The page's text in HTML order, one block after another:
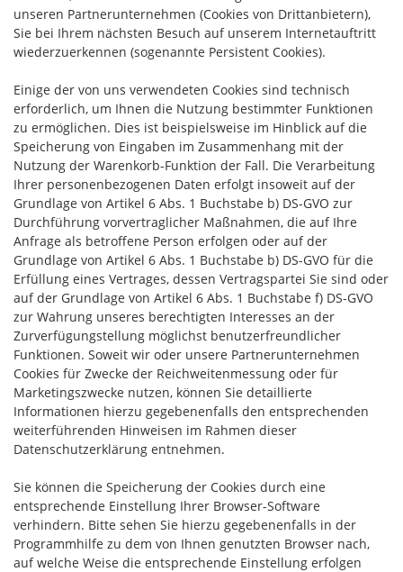
unseren Partnerunternehmen (Cookies von Drittanbietern),
Sie bei Ihrem nächsten Besuch auf unserem Internetauftritt
wiederzuerkennen (sogenannte Persistent Cookies).
Einige der von uns verwendeten Cookies sind technisch
erforderlich, um Ihnen die Nutzung bestimmter Funktionen
zu ermöglichen. Dies ist beispielsweise im Hinblick auf die
Speicherung von Eingaben im Zusammenhang mit der
Nutzung der Warenkorb-Funktion der Fall. Die Verarbeitung
Ihrer personenbezogenen Daten erfolgt insoweit auf der
Grundlage von Artikel 6 Abs. 1 Buchstabe b) DS-GVO zur
Durchführung vorvertraglicher Maßnahmen, die auf Ihre
Anfrage als betroffene Person erfolgen oder auf der
Grundlage von Artikel 6 Abs. 1 Buchstabe b) DS-GVO für die
Erfüllung eines Vertrages, dessen Vertragspartei Sie sind oder
auf der Grundlage von Artikel 6 Abs. 1 Buchstabe f) DS-GVO
zur Wahrung unseres berechtigten Interesses an der
Zurverfügungstellung möglichst benutzerfreundlicher
Funktionen. Soweit wir oder unsere Partnerunternehmen
Cookies für Zwecke der Reichweitenmessung oder für
Marketingszwecke nutzen, können Sie detaillierte
Informationen hierzu gegebenenfalls den entsprechenden
weiterführenden Hinweisen im Rahmen dieser
Datenschutzerklärung entnehmen.
Sie können die Speicherung der Cookies durch eine
entsprechende Einstellung Ihrer Browser-Software
verhindern. Bitte sehen Sie hierzu gegebenenfalls in der
Programmhilfe zu dem von Ihnen genutzten Browser nach,
auf welche Weise die entsprechende Einstellung erfolgen